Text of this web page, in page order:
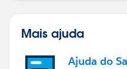
Mais ajuda
Ajuda do